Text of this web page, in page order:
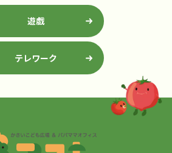
遊戯
テレワーク